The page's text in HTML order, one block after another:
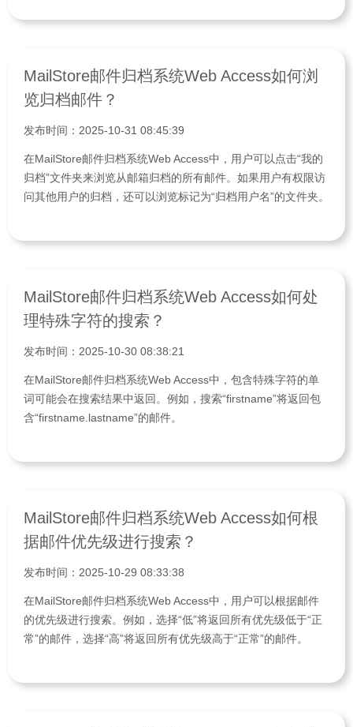
MailStore邮件归档系统Web Access如何浏
览归档邮件？
发布时间：2025-10-31 08:45:39
在MailStore邮件归档系统Web Access中，用户可以点击“我的
归档”文件夹来浏览从邮箱归档的所有邮件。如果用户有权限访
问其他用户的归档，还可以浏览标记为“归档用户名”的文件夹。
MailStore邮件归档系统Web Access如何处
理特殊字符的搜索？
发布时间：2025-10-30 08:38:21
在MailStore邮件归档系统Web Access中，包含特殊字符的单
词可能会在搜索结果中返回。例如，搜索“firstname”将返回包
含“firstname.lastname”的邮件。
MailStore邮件归档系统Web Access如何根
据邮件优先级进行搜索？
发布时间：2025-10-29 08:33:38
在MailStore邮件归档系统Web Access中，用户可以根据邮件
的优先级进行搜索。例如，选择“低”将返回所有优先级低于“正
常”的邮件，选择“高”将返回所有优先级高于“正常”的邮件。